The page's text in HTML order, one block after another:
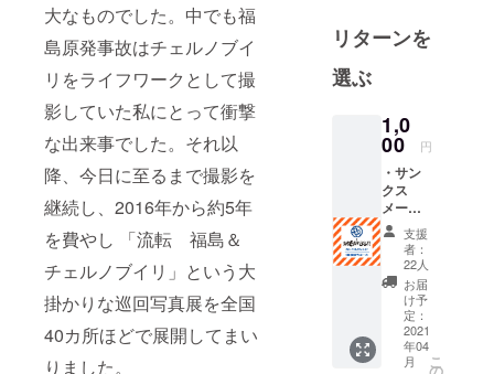
大なものでした。中でも福
島原発事故はチェルノブイ
リをライフワークとして撮
影していた私にとって衝撃
な出来事でした。それ以
降、今日に至るまで撮影を
継続し、2016年から約5年
を費やし 「流転 福島＆
チェルノブイリ」という大
掛かりな巡回写真展を全国
40カ所ほどで展開してまい
りました。
様々な媒体
での写真撮
影を生業と
しつつ産業
遺構を撮
2007年より
チェルノブ
イリ、2012
年より福島
事故被災地
2016年より
「時」と
リターンを
選ぶ
1,0
00 円
・サン
クス
メール
・会場
エント
ランス
にてご
芳名掲
示(備考
欄にて
掲示用
のお名
支援
者：
22人
お届
け予
定：
2021
年04
月
こ